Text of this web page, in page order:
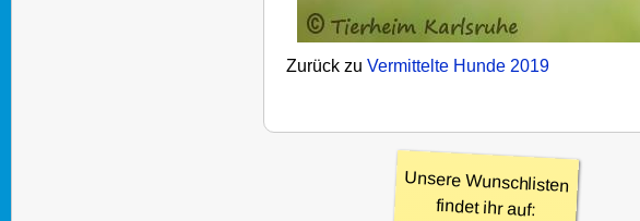
Zurück zu Vermittelte Hunde 2019
Unsere Wunschlisten
findet ihr auf: